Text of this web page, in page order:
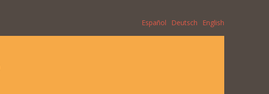
Español Deutsch English